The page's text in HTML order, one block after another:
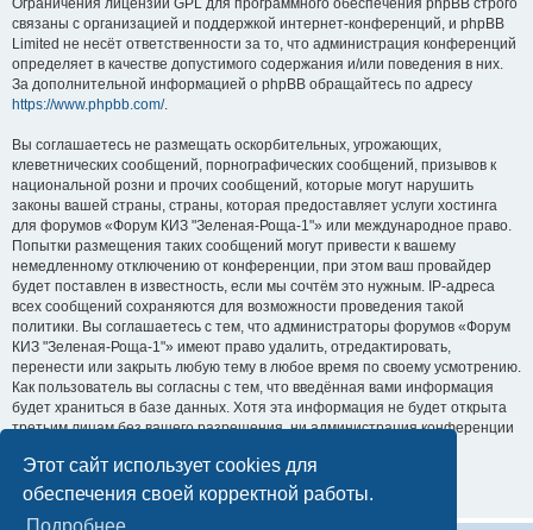
Этот сайт использует cookies для
обеспечения своей корректной работы.
Ограничения лицензии GPL для программного обеспечения phpBB строго
связаны с организацией и поддержкой интернет-конференций, и phpBB
Limited не несёт ответственности за то, что администрация конференций
определяет в качестве допустимого содержания и/или поведения в них.
За дополнительной информацией о phpBB обращайтесь по адресу
https://www.phpbb.com/.
Вы соглашаетесь не размещать оскорбительных, угрожающих,
клеветнических сообщений, порнографических сообщений, призывов к
национальной розни и прочих сообщений, которые могут нарушить
законы вашей страны, страны, которая предоставляет услуги хостинга
для форумов «Форум КИЗ "Зеленая-Роща-1"» или международное право.
Попытки размещения таких сообщений могут привести к вашему
немедленному отключению от конференции, при этом ваш провайдер
будет поставлен в известность, если мы сочтём это нужным. IP-адреса
всех сообщений сохраняются для возможности проведения такой
политики. Вы соглашаетесь с тем, что администраторы форумов «Форум
КИЗ "Зеленая-Роща-1"» имеют право удалить, отредактировать,
перенести или закрыть любую тему в любое время по своему усмотрению.
Как пользователь вы согласны с тем, что введённая вами информация
будет храниться в базе данных. Хотя эта информация не будет открыта
третьим лицам без вашего разрешения, ни администрация конференции
ответственна за действия хакеров, которые могут привести к
несанкционированному доступу к ней.